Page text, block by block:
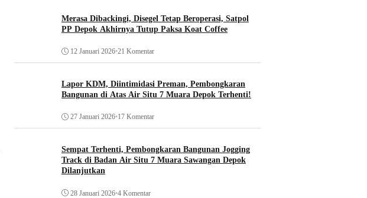
Merasa Dibackingi, Disegel Tetap Beroperasi, Satpol
PP Depok Akhirnya Tutup Paksa Koat Coffee
12 Januari 2026•21 Komentar
Lapor KDM, Diintimidasi Preman, Pembongkaran
Bangunan di Atas Air Situ 7 Muara Depok Terhenti!
27 Januari 2026•17 Komentar
Sempat Terhenti, Pembongkaran Bangunan Jogging
Track di Badan Air Situ 7 Muara Sawangan Depok
Dilanjutkan
28 Januari 2026•4 Komentar